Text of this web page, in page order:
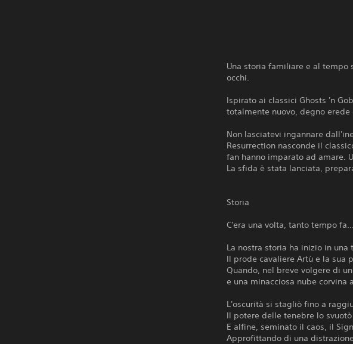
Una storia familiare e al tempo
occhi.
Ispirato ai classici Ghosts 'n
totalmente nuovo, degno
Non lasciatevi ingannare
Resurrection nasconde il
fan hanno imparato ad amare.
La sfida è stata lanciata,
Storia
C'era una volta, tanto tempo fa...
La nostra storia ha inizio in
Il prode cavaliere Artù e la sua
Quando, nel breve volgere di
e una minacciosa nube corvina
L'oscurità si stagliò fino a
Il potere delle tenebre lo
E alfine, seminato il caos, il
Approfittando di una